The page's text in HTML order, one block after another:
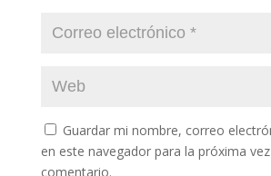
Guardar mi nombre, correo
en este navegador para la próxima
comentario.